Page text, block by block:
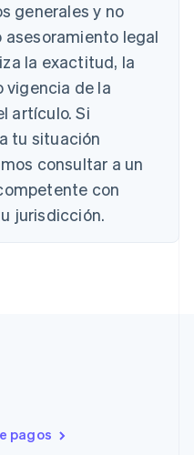
generales y no
legal
la exactitud, la
vigencia de la
artículo. Si
tu situación
consultar a un
con
jurisdicción.
pagos